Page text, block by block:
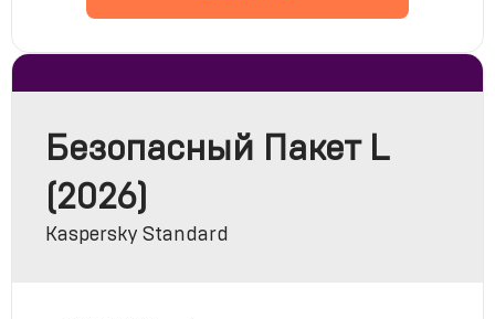
Безопасный Пакет L
(2026)
Kaspersky Standard